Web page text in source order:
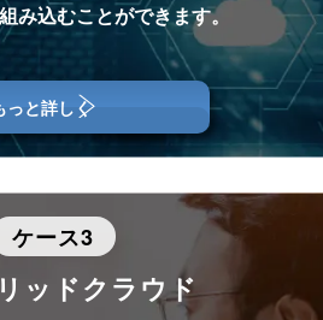
オンプレミスサーバーの運用
にオンプレミスでサーバーを立
め、サーバーの調子が悪いとい
現場に出向く必要があり、運用
なっていました。 その時に着
み込むことができます。
ドキュメント業務のAI
イアンス対応
っと詳しく
ケース3
ッドクラウド